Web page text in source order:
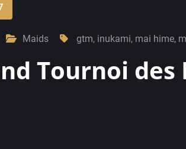
Maids gtm, inukami, mai hime,
Tournoi des